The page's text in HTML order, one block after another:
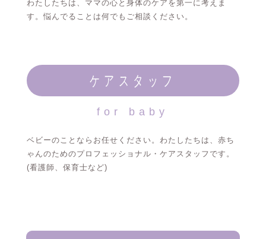
わたしたちは、ママの心と身体のケアを第一に考えま
す。悩んでることは何でもご相談ください。
ケアスタッフ
for baby
ベビーのことならお任せください。わたしたちは、赤ち
ゃんのためのプロフェッショナル・ケアスタッフです。
(看護師、保育士など)